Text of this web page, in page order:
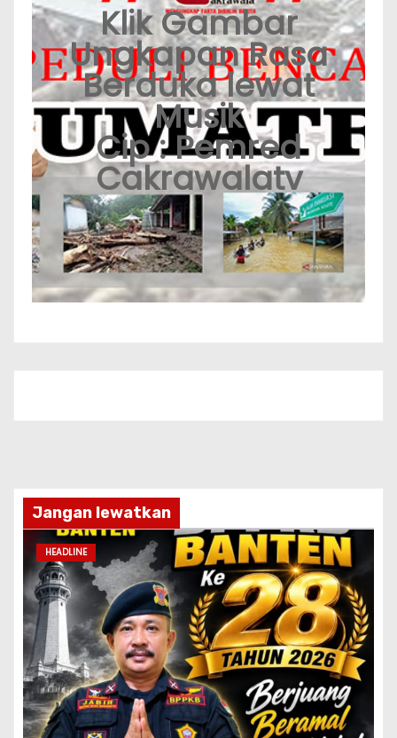
Klik Gambar
Ungkapan Rasa
Berduka lewat
Musik
Cip : Pemred
Cakrawalatv
Jangan lewatkan
HEADLINE